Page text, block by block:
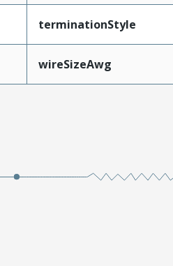
terminationStyle
wireSizeAwg